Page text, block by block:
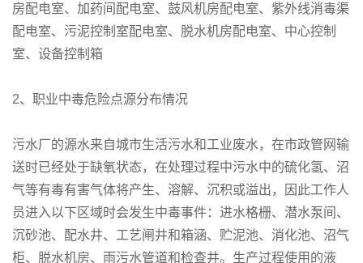
房配电室、加药间配电室、鼓风机房配电室、紫外线消毒渠
配电室、污泥控制室配电室、脱水机房配电室、中心控制
室、设备控制箱
2、职业中毒危险点源分布情况
污水厂的源水来自城市生活污水和工业废水，在市政管网输
送时已经处于缺氧状态，在处理过程中污水中的硫化氢、沼
气等有毒有害气体将产生、溶解、沉积或溢出，因此工作人
员进入以下区域时会发生中毒事件：进水格栅、潜水泵间、
沉砂池、配水井、工艺闸井和箱涵、贮泥池、消化池、沼气
柜、脱水机房、雨污水管道和检查井。生产过程使用的液